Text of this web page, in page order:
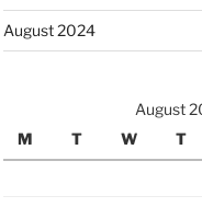
August 2024
August
M
T W T